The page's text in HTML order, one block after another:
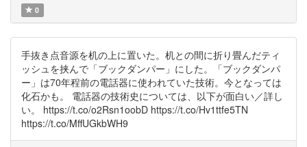
0
手抜き点音源を机の上に置いた。机との間に折り畳んだティ
ッシュを挟んで「ブックダンパー」にした。「ブックダンパ
ー」は70年程前の電話器に使われていた技術。今となっては
化石かも。 電話器の技術史については、以下が面白い／詳し
い。 https://t.co/o2Rsn1oobD https://t.co/Hv1ttfe5TN
https://t.co/MffUGkbWH9